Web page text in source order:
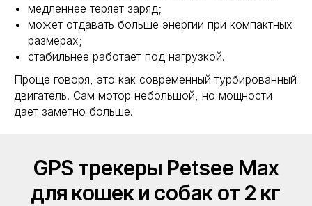
медленнее теряет заряд;
может отдавать больше энергии при компактных
размерах;
стабильнее работает под нагрузкой.
Проще говоря, это как современный турбированный
двигатель. Сам мотор небольшой, но мощности
дает заметно больше.
GPS трекеры Petsee Max
для кошек и собак от 2 кг